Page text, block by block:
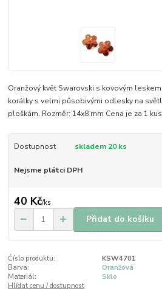
Oranžový květ Swarovski s kovovým
korálky s velmi působivými odlesky na
ploškám. Rozměr: 14x8 mm Cena je za 1
Dostupnost skladem 20 ks
Nejsme plátci DPH
40 Kč/ks
Přidat do košíku
Číslo produktu:
KSW4701
Barva:
Oranžová
Materiál:
Sklo
Hlídat cenu / dostupnost